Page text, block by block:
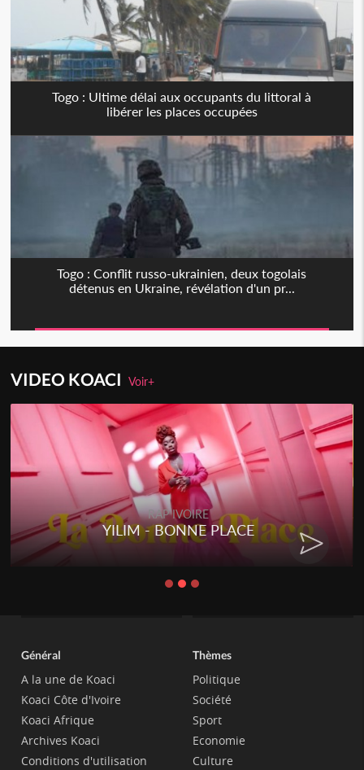
Togo : Ultime délai aux occupants du littoral à
libérer les places occupées
Togo : Conflit russo-ukrainien, deux togolais
détenus en Ukraine, révélation d'un pr...
VIDEO KOACIVoir+
RAP IVOIRE
YILIM - BONNE PLACE
Général
A la une de Koaci
Koaci Côte d'Ivoire
Koaci Afrique
Archives Koaci
Conditions d'utilisation
Thèmes
Politique
Société
Sport
Economie
Culture